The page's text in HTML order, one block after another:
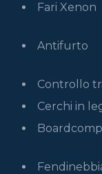
Fari Xenon
Antifurto
Controllo
Cerchi in